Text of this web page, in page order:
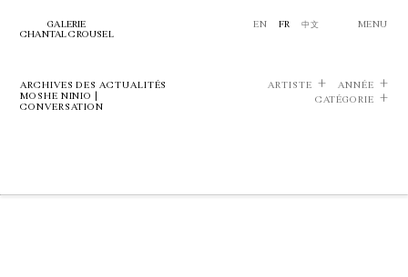
GALERIE
CHANTAL CROUSEL
EN FR 中文 MENU
ARCHIVES DES ACTUALITÉS
MOSHE NINIO |
CONVERSATION
ARTISTE
ANNÉE
CATÉGORIE